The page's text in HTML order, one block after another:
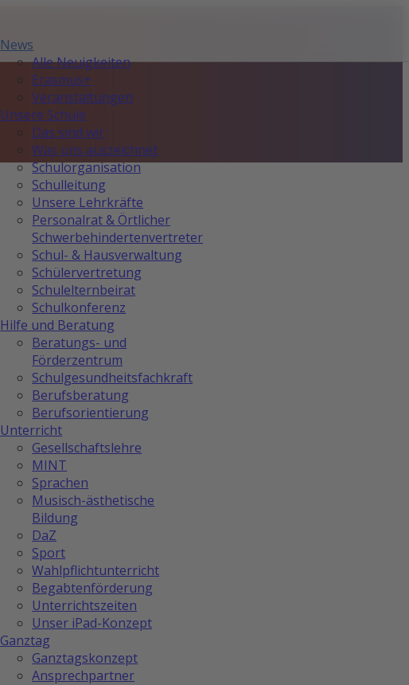
News
Alle Neuigkeiten
Erasmus+
Veranstaltungen
Unsere Schule
Das sind wir
Was uns auszeichnet
Schulorganisation
Schulleitung
Unsere Lehrkräfte
Personalrat & Örtlicher
Schwerbehindertenvertreter
Schul- & Hausverwaltung
Schülervertretung
Schulelternbeirat
Schulkonferenz
Hilfe und Beratung
Beratungs- und
Förderzentrum
Schulgesundheitsfachkraft
Berufsberatung
Berufsorientierung
Unterricht
Gesellschaftslehre
MINT
Sprachen
Musisch-ästhetische
Bildung
DaZ
Sport
Wahlpflichtunterricht
Begabtenförderung
Unterrichtszeiten
Unser iPad-Konzept
Ganztag
Ganztagskonzept
Ansprechpartner